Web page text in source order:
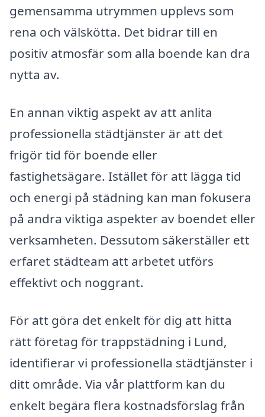
gemensamma utrymmen upplevs som
rena och välskötta. Det bidrar till en
positiv atmosfär som alla boende kan dra
nytta av.
En annan viktig aspekt av att anlita
professionella städtjänster är att det
frigör tid för boende eller
fastighetsägare. Istället för att lägga tid
och energi på städning kan man fokusera
på andra viktiga aspekter av boendet eller
verksamheten. Dessutom säkerställer ett
erfaret städteam att arbetet utförs
effektivt och noggrant.
För att göra det enkelt för dig att hitta
rätt företag för trappstädning i Lund,
identifierar vi professionella städtjänster i
ditt område. Via vår plattform kan du
enkelt begära flera kostnadsförslag från